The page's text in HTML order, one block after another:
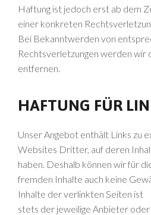
Haftung ist jedoch erst ab dem
einer konkreten
Bei Bekanntwerden von
Rechtsverletzungen werden wir
entfernen.
HAFTUNG FÜR
Unser Angebot enthält Links zu
Websites Dritter, auf deren
haben. Deshalb können wir für
fremden Inhalte auch keine
Inhalte der verlinkten Seiten ist
stets der jeweilige Anbieter